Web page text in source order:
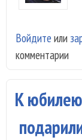
Войдите или
комментарии
К